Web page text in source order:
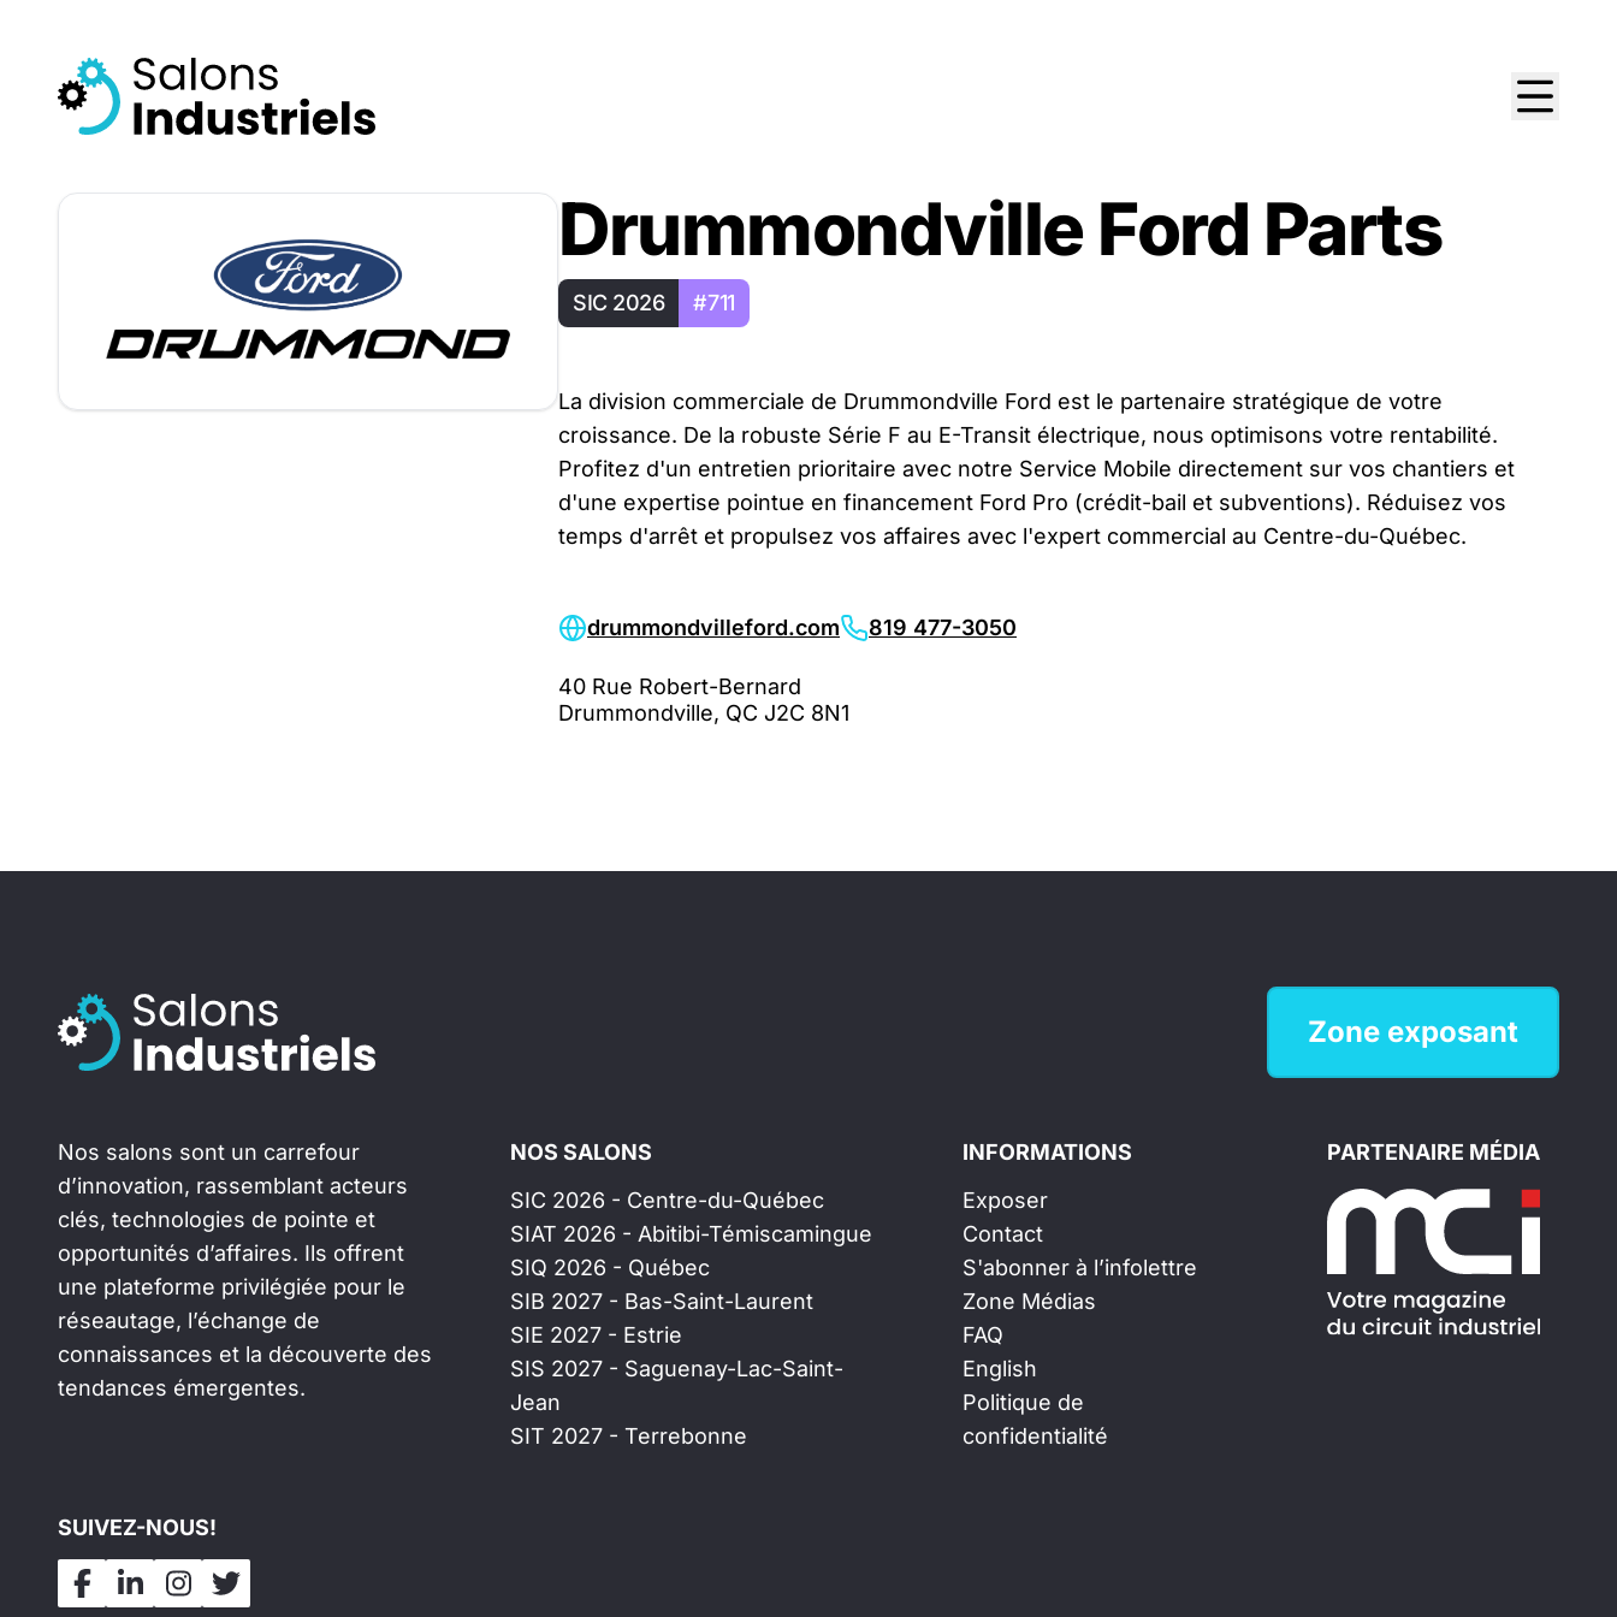
Drummondville Ford Parts
SIC 2026 #711
La division commerciale de Drummondville Ford est le partenaire stratégique de votre
croissance. De la robuste Série F au E-Transit électrique, nous optimisons votre rentabilité.
Profitez d'un entretien prioritaire avec notre Service Mobile directement sur vos chantiers et
d'une expertise pointue en financement Ford Pro (crédit-bail et subventions). Réduisez vos
temps d'arrêt et propulsez vos affaires avec l'expert commercial au Centre-du-Québec.
drummondvilleford.com 819 477-3050
40 Rue Robert-Bernard
Drummondville, QC J2C 8N1
Zone exposant
Nos salons sont un carrefour
d’innovation, rassemblant acteurs
clés, technologies de pointe et
opportunités d’affaires. Ils offrent
une plateforme privilégiée pour le
réseautage, l’échange de
connaissances et la découverte des
tendances émergentes.
NOS SALONS
SIC 2026 - Centre-du-Québec
SIAT 2026 - Abitibi-Témiscamingue
SIQ 2026 - Québec
SIB 2027 - Bas-Saint-Laurent
SIE 2027 - Estrie
SIS 2027 - Saguenay-Lac-Saint-
Jean
SIT 2027 - Terrebonne
INFORMATIONS
Exposer
Contact
S'abonner à l’infolettre
Zone Médias
FAQ
English
Politique de
confidentialité
PARTENAIRE MÉDIA
SUIVEZ-NOUS!